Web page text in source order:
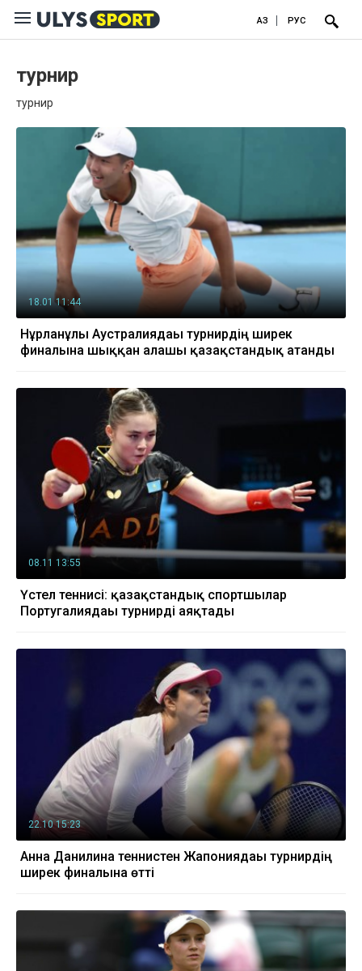
ҚАЗ РУС
турнир
турнир
18.01 11:44
Нұрланұлы Аустралиядағы турнирдің ширек
финалына шыққан алғашы қазақстандық атанды
08.11 13:55
Үстел теннисі: қазақстандық спортшылар
Португалиядағы турнирді аяқтады
22.10 15:23
Анна Данилина теннистен Жапониядағы турнирдің
ширек финалына өтті